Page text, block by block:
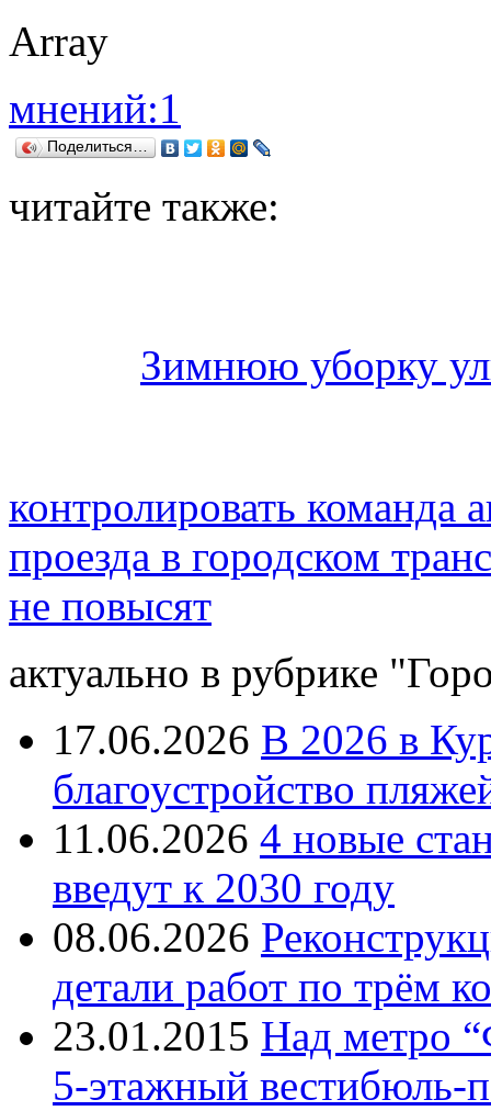
Array
мнений:1
Поделиться…
читайте также:
Зимнюю уборку
контролировать команда
проезда в городском
не повысят
актуально в рубрике
17.06.2026 В 2026 в
благоустройство
11.06.2026 4 новые
введут к 2030 году
08.06.2026
детали работ по трём
23.01.2015 Над метро
5-этажный вестибюль-